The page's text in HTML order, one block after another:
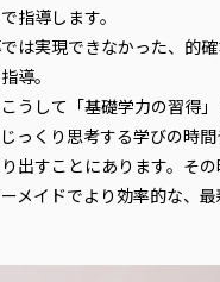
指導します。
は実現できなかった、的
導。
うして「基礎学力の習得
っくり思考する学びの時
出すことにあります。そ
メイドでより効率的な、